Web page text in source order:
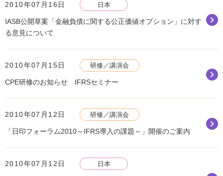
2010年07月16日 日本
IASB公開草案「金融負債に関する公正価値オプション」に対す
る意見について
2010年07月15日 研修／講演会
CPE研修のお知らせ IFRSセミナー
2010年07月12日 研修／講演会
「日印フォーラム2010～IFRS導入の課題～」開催のご案内
2010年07月12日 日本